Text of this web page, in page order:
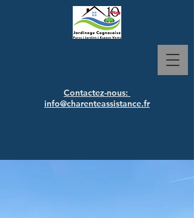
Contactez-nous:
info@charenteassistance.fr